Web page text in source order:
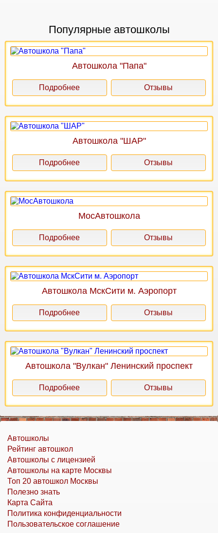
Популярные автошколы
Автошкола "Папа"
Подробнее Отзывы
Автошкола "ШАР"
Подробнее Отзывы
МосАвтошкола
Подробнее Отзывы
Автошкола МскСити м. Аэропорт
Подробнее Отзывы
Автошкола "Вулкан" Ленинский проспект
Подробнее Отзывы
Автошколы
Рейтинг автошкол
Автошколы с лицензией
Автошколы на карте Москвы
Топ 20 автошкол Москвы
Полезно знать
Карта Сайта
Политика конфиденциальности
Пользовательское соглашение